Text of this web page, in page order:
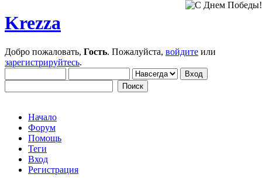
Krezza
Добро пожаловать, Гость. Пожалуйста, войдите или
зарегистрируйтесь.
Начало
Форум
Помощь
Теги
Вход
Регистрация